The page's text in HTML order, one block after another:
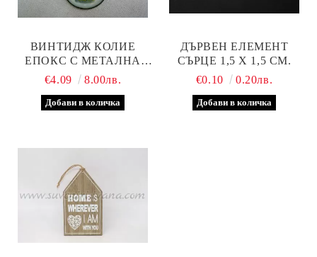
ВИНТИДЖ КОЛИЕ
ЕПОКС С МЕТАЛНА
ОСНОВА И МЪНИСТО С
€4.09 8.00лв.
ДЪРВЕН ЕЛЕМЕНТ
СЪРЦЕ 1,5 Х 1,5 СМ.
€0.10
0.20лв.